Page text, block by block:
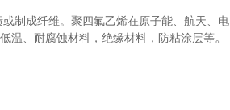
制成纤维。聚四氟乙烯在原子能、航天、电
温、耐腐蚀材料，绝缘材料，防粘涂层等。